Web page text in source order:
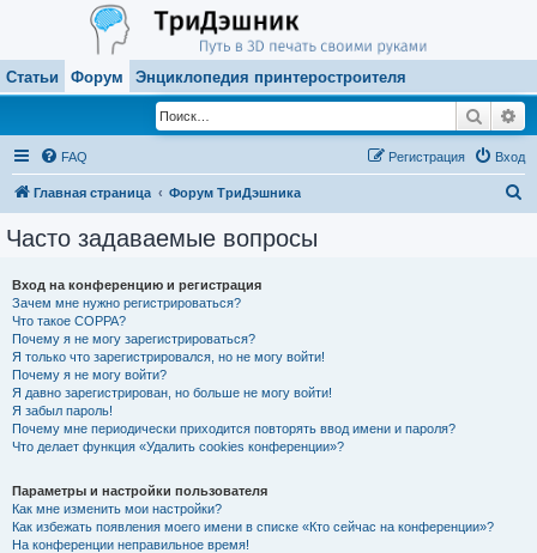
Статьи Форум Энциклопедия принтеростроителя
Поиск
FAQ Вход
Регистрация
Главная страница Форум ТриДэшника
Часто задаваемые вопросы
Вход на конференцию и регистрация
Зачем мне нужно регистрироваться?
Что такое COPPA?
Почему я не могу зарегистрироваться?
Я только что зарегистрировался, но не могу войти!
Почему я не могу войти?
Я давно зарегистрирован, но больше не могу войти!
Я забыл пароль!
Почему мне периодически приходится повторять ввод имени и пароля?
Что делает функция «Удалить cookies конференции»?
Параметры и настройки пользователя
Как мне изменить мои настройки?
Как избежать появления моего имени в списке «Кто сейчас на конференции»?
На конференции неправильное время!